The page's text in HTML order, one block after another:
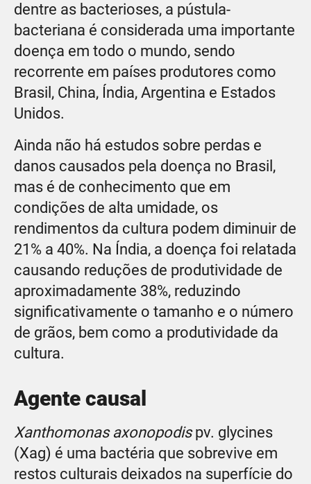
dentre as bacterioses, a pústula-
bacteriana é considerada uma importante
doença em todo o mundo, sendo
recorrente em países produtores como
Brasil, China, Índia, Argentina e Estados
Unidos.
Ainda não há estudos sobre perdas e
danos causados pela doença no Brasil,
mas é de conhecimento que em
condições de alta umidade, os
rendimentos da cultura podem diminuir de
21% a 40%. Na Índia, a doença foi relatada
causando reduções de produtividade de
aproximadamente 38%, reduzindo
significativamente o tamanho e o número
de grãos, bem como a produtividade da
cultura.
Agente causal
Xanthomonas axonopodispv. glycines
(Xag) é uma bactéria que sobrevive em
restos culturais deixados na superfície do